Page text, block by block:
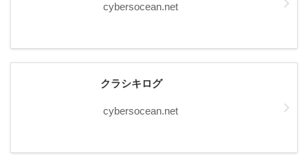
cybersocean.net
クラシキログ
cybersocean.net